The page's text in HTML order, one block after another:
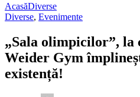
AcasăDiverse
Diverse, Evenimente
„Sala olimpicilor”, la
Weider Gym
existență!